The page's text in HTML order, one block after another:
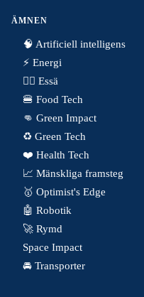
ÄMNEN
🧠 Artificiell intelligens
⚡️ Energi
✍🏼 Essä
🍔 Food Tech
👊 Green Impact
♻️ Green Tech
❤️ Health Tech
📈 Mänskliga framsteg
🥇 Optimist's Edge
🤖 Robotik
🚀 Rymd
Space Impact
🚘 Transporter